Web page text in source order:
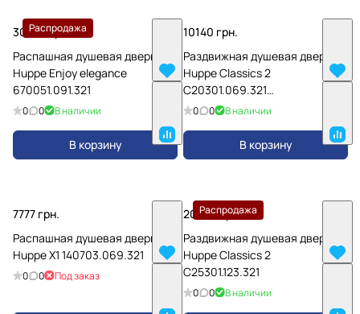
Распродажа
30550 грн.
Распашная душевая дверь
Huppe Enjoy elegance
670051.091.321
0 0 В наличии
В корзину
10140 грн.
Раздвижная душевая дверь
Huppe Classics 2
C20301.069.321
C20307.069.321
0 0 В наличии
В корзину
7777 грн.
Распашная душевая дверь
Huppe X1 140703.069.321
0 0 Под заказ
Распродажа
20800 грн.
Раздвижная душевая дверь
Huppe Classics 2
C25301.123.321
0 0 В наличии